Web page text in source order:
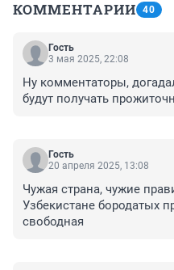
КОММЕНТАРИИ 40
Гость
3 мая 2025, 22:08
Ну комментаторы,
будут получать
Гость
20 апреля 2025, 13:08
Чужая страна, чужие
Узбекистане бородатых
свободная